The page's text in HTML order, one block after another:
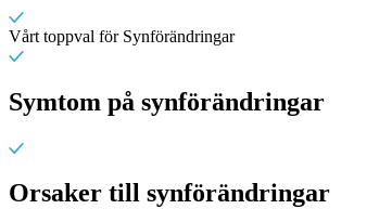
Vårt toppval för Synförändringar
Symtom på synförändringar
Orsaker till synförändringar